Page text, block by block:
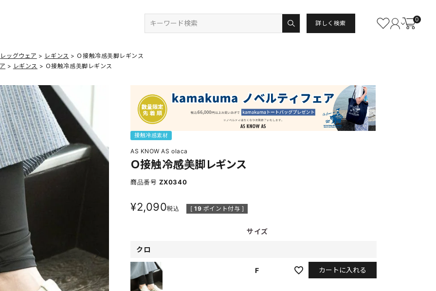
詳しく検索
0
レッグウェア レギンス
Ｏ接触冷感美脚レギンス
レギンス Ｏ接触冷感美脚レギンス
接触冷感素材
AS KNOW AS olaca
Ｏ接触冷感美脚レギンス
商品番号 ZX0340
¥2,090税込 [ 19 ポイント付与 ]
サイズ
クロ
F カートに入れる